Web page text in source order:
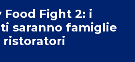
Food Fight 2: i
saranno famiglie
di ristoratori